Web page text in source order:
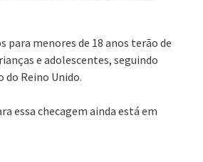
para menores de 18 anos terão de
e adolescentes, seguindo
Reino Unido.
essa checagem ainda está em